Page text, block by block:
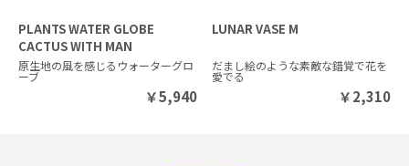
PLANTS WATER GLOBE
CACTUS WITH MAN
原生地の風を感じるウォーターグロ
ーブ
￥5,940
LUNAR VASE M
だまし絵のような素敵な錯覚で花を
愛でる
￥2,310